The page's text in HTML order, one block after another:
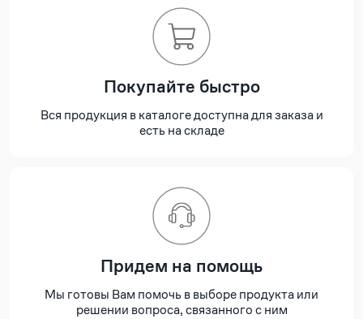
Покупайте быстро
Вся продукция в каталоге доступна для заказа и
есть на складе
Придем на помощь
Мы готовы Вам помочь в выборе продукта или
решении вопроса, связанного с ним